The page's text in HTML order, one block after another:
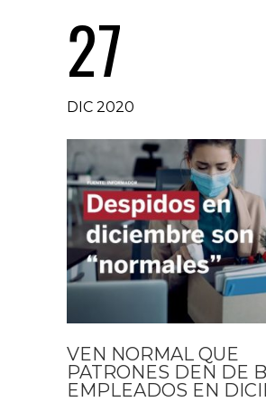
27
DIC 2020
VEN NORMAL QUE
PATRONES DEN DE
EMPLEADOS EN